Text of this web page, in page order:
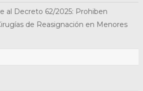
al Decreto 62/2025: Prohiben
de Reasignación en Menores